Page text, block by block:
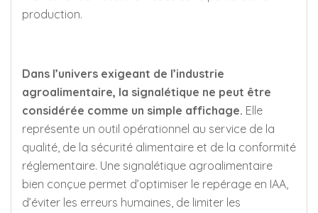
production.
Dans l’univers exigeant de l’industrie
agroalimentaire, la signalétique ne peut être
considérée comme un simple affichage. Elle
représente un outil opérationnel au service de la
qualité, de la sécurité alimentaire et de la conformité
réglementaire. Une signalétique agroalimentaire
bien conçue permet d’optimiser le repérage en IAA,
d’éviter les erreurs humaines, de limiter les